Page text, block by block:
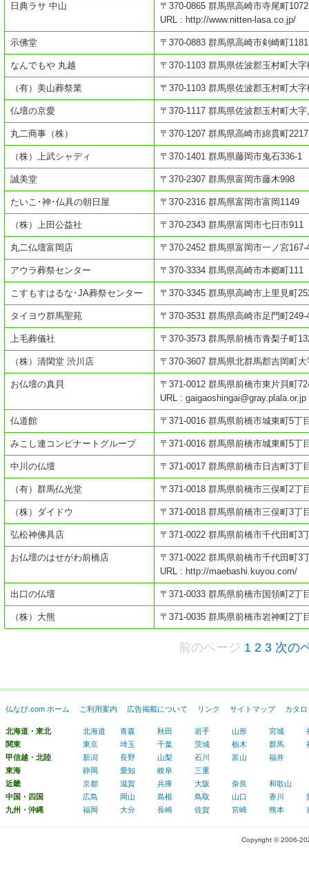
日典ラサ 中山
〒370-0865 群馬県高崎市寺尾町
URL : http://www.nitten-lasa.co.jp/
示佛堂 〒370-0883 群馬県高崎市剣崎町1181
なんでもや 丸越 〒370-1103 群馬県佐波郡玉村町大字
（有）美山葬祭業 〒370-1103 群馬県佐波郡玉村町大字
仏壇の京愛 〒370-1117 群馬県佐波郡玉村町大字
丸二商事（株） 〒370-1207 群馬県高崎市綿貫町
（株）上武シャディ 〒370-1401 群馬県藤岡市鬼石336-1
誠美堂 〒370-2307 群馬県富岡市藤木998
たいこ･神･仏具の朝日屋 〒370-2316 群馬県富岡市富岡1149
（株）上田公益社 〒370-2343 群馬県富岡市七日市911
丸二仏壇富岡店 〒370-2452 群馬県富岡市一ノ宮167-
アウラ葬祭センター 〒370-3334 群馬県高崎市本郷町111
こすもすはるな･JA葬祭センター 〒370-3345 群馬県高崎市上里見町
タイヨウ群馬聖苑 〒370-3531 群馬県高崎市足門町249-
上毛葬儀社 〒370-3573 群馬県前橋市青梨子町
（株）清閑堂 渋川店 〒370-3607 群馬県北群馬郡吉岡町
お仏壇の真貝
〒371-0012 群馬県前橋市東片貝町
URL : gaigaoshingai@gray.plala.or.jp
仏道館 〒371-0016 群馬県前橋市城東町5丁
みこし連コンビナートグループ 〒371-0016 群馬県前橋市城東町5丁
中川の仏壇 〒371-0017 群馬県前橋市日吉町3丁
（有）群馬仏光堂 〒371-0018 群馬県前橋市三俣町2丁
（株）ダイドウ 〒371-0018 群馬県前橋市三俣町3丁
弘松神佛具店 〒371-0022 群馬県前橋市千代田町3
お仏壇のはせがわ前橋店
〒371-0022 群馬県前橋市千代田町3
URL : http://maebashi.kuyou.com/
出口の仏壇 〒371-0033 群馬県前橋市国領町2丁
（株）大熊 〒371-0035 群馬県前橋市岩神町2丁
前のページ 1 2 3 次の
仏なび.com ホーム ご利用案内 広告掲載について リンク サイトマップ カタ
北海道・東北 北海道 青森 秋田 岩手 山形 宮城
関東
東京 埼玉 千葉 茨城 栃木 群馬
甲信越・北陸
新潟 長野 山梨 石川 富山
福井
東海
静岡 愛知 岐阜
三重
近畿
京都 滋賀 兵庫 大阪 奈良
和歌山
中国・四国
広島 岡山 島根 鳥取 山口 香川
九州・沖縄
福岡 大分 長崎 佐賀 宮崎 熊本
Copyright © 2006-